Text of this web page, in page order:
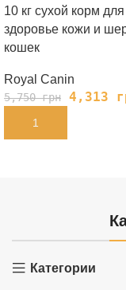
10 кг сухой корм для
здоровье кожи и
кошек
Royal Canin
5,750грн 4,313
В КОРЗИНУ
Категории